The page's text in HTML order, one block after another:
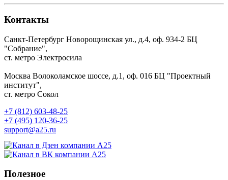
Контакты
Санкт-Петербург Новорощинская ул., д.4, оф. 934-2 БЦ
"Собрание",
ст. метро Электросила
Москва Волоколамское шоссе, д.1, оф. 016 БЦ "Проектный
институт",
ст. метро Сокол
+7 (812) 603-48-25
+7 (495) 120-36-25
support@a25.ru
Полезное